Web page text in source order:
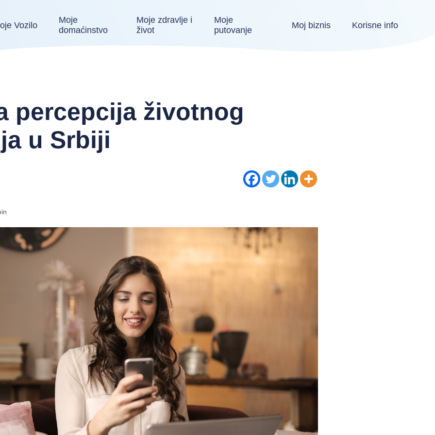
Vozilo
Moje
domaćinstvo
Moje zdravlje i
život
Moje
putovanje
Moj biznis Korisne info
percepcija životnog
u Srbiji